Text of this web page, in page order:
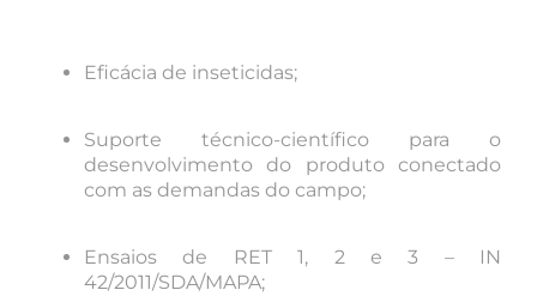
Eficácia de inseticidas;
Suporte técnico-científico para o
desenvolvimento do produto conectado
com as demandas do campo;
Ensaios de RET 1, 2 e 3 – IN
42/2011/SDA/MAPA;